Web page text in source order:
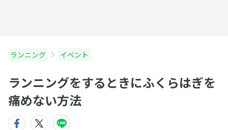
ランニング イベント
ランニングをするときにふくらはぎを
痛めない方法